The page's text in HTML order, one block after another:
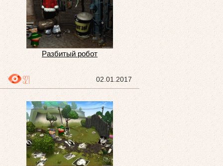
Разбитый робот
02.01.2017
921